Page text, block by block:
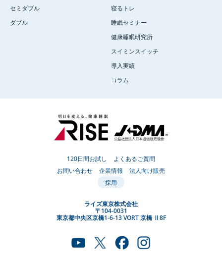
セミダブル
ダブル
寝るトレ
睡眠セミナー
健康睡眠研究所
スイミンスイッチ
導入実績
コラム
120日間お試し
よくあるご質問
お問い合わせ
企業情報
法人向け販売
採用
ライズ東京株式会社
〒104-0031
東京都中央区京橋1-6-13 VORT 京橋 Ⅱ8F